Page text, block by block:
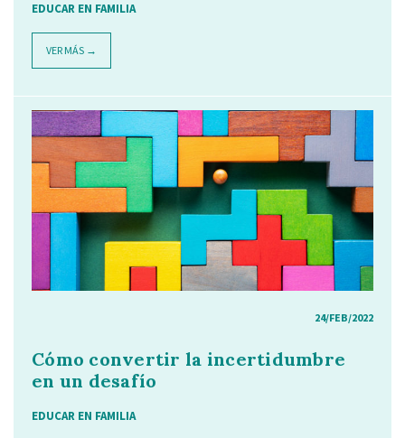
EDUCAR EN FAMILIA
VER MÁS →
24/FEB/2022
Cómo convertir la incertidumbre
en un desafío
EDUCAR EN FAMILIA